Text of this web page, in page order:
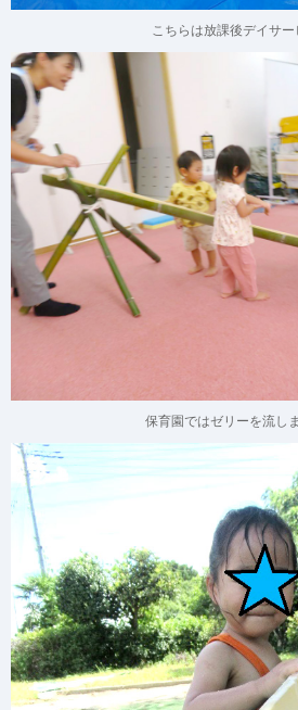
こちらは放課後デイサー
保育園ではゼリーを流し